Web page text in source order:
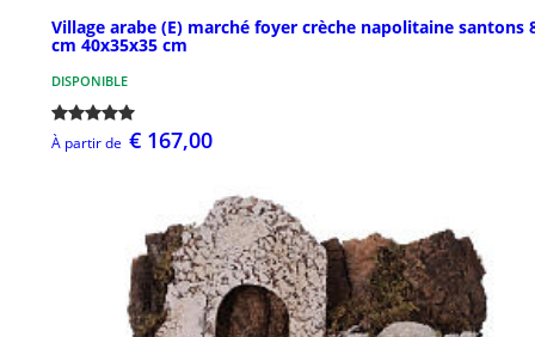
Village arabe (E) marché foyer crèche napolitaine santons
cm 40x35x35 cm
DISPONIBLE
À partir de € 167,00